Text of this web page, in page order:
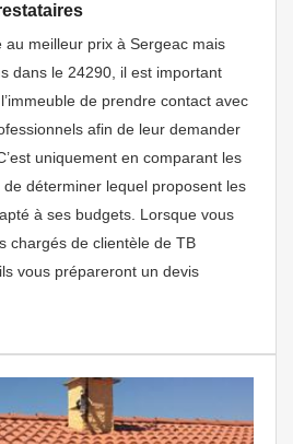
au meilleur prix à Sergeac mais
dans le 24290, il est important
de prendre contact avec
afin de leur demander
uniquement en comparant les
de déterminer lequel proposent les
à ses budgets. Lorsque vous
chargés de clientèle de TB
vous prépareront un devis